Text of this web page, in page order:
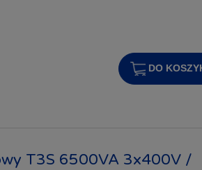
DO
T3S 6500VA 3x400V /